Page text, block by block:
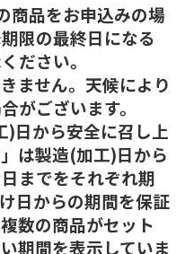
商品をお申込みの場
限の最終日になる
ださい。
ません。天候により
がございます。
日から安全に召し上
は製造(加工)日から
までをそれぞれ期
日からの期間を保証
数の商品がセット
期間を表示していま